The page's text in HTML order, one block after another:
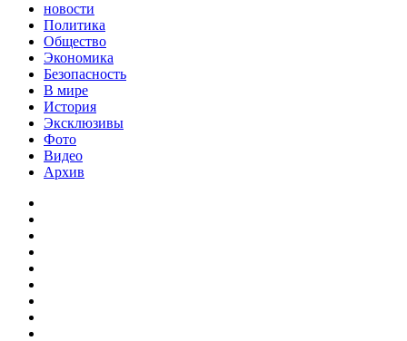
новости
Политика
Общество
Экономика
Безопасность
В мире
История
Эксклюзивы
Фото
Видео
Архив